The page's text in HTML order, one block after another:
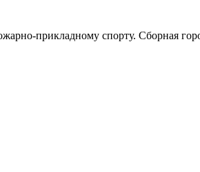
прикладному спорту. Сборная